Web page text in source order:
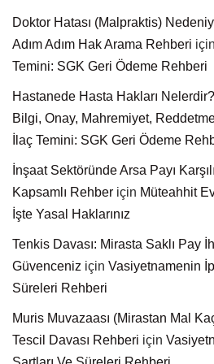
Doktor Hatası (Malpraktis)
Adım Adım Hak Arama Rehberi için
Temini: SGK Geri Ödeme Rehberi
Hastanede Hasta Hakları
Bilgi, Onay, Mahremiyet,
İlaç Temini: SGK Geri Ödeme
İnşaat Sektöründe Arsa Payı
Kapsamlı Rehber için Müteahhit
İşte Yasal Haklarınız
Tenkis Davası: Mirasta Saklı Pay
Güvenceniz için Vasiyetnamenin
Süreleri Rehberi
Muris Muvazaası (Mirastan Mal
Tescil Davası Rehberi için